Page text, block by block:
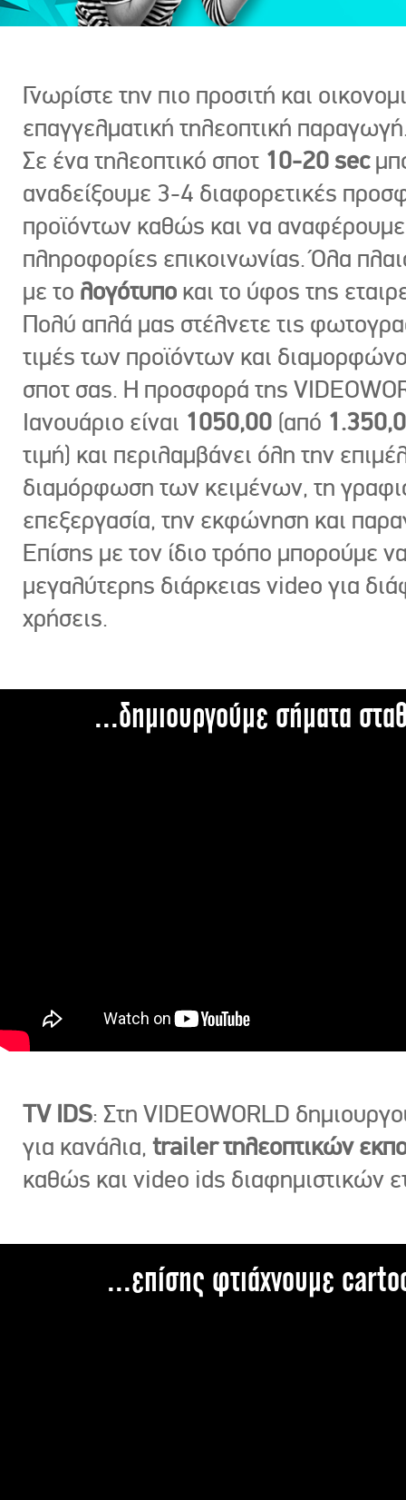
Γνωρίστε την πιο προσιτή και
επαγγελματική τηλεοπτική
Σε ένα τηλεοπτικό σποτ 10-20 sec
αναδείξουμε 3-4 διαφορετικές
προϊόντων καθώς και να
πληροφορίες επικοινωνίας. Όλα
με το λογότυπο και το ύφος της
Πολύ απλά μας στέλνετε τις
τιμές των προϊόντων και
σποτ σας. Η προσφορά της
Ιανουάριο είναι 1050,00 (από
τιμή) και περιλαμβάνει όλη την
διαμόρφωση των κειμένων, τη
επεξεργασία, την εκφώνηση και
Επίσης με τον ίδιο τρόπο μπορούμε
μεγαλύτερης διάρκειας video για
χρήσεις.
...δημιουργούμε σήματα
TV IDS: Στη VIDEOWORLD
για κανάλια, trailer τηλεοπτικών
καθώς και video ids διαφημιστικών
...επίσης φτιάχνουμε